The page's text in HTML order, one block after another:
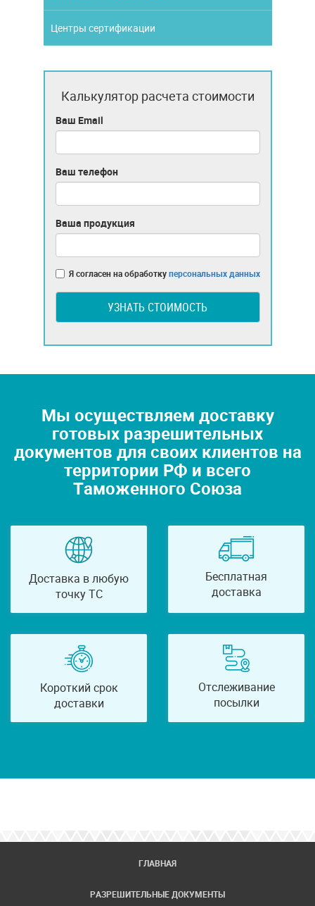
Центры сертификации
Калькулятор расчета стоимости
Ваш Email
Ваш телефон
Ваша продукция
Я согласен на обработкуперсональных данных
УЗНАТЬ СТОИМОСТЬ
Мы осуществляем доставку
готовых разрешительных
документов для своих клиентов на
территории РФ и всего
Таможенного Союза
Доставка в любую
точку ТС
Бесплатная
доставка
Короткий срок
доставки
Отслеживание
посылки
ГЛАВНАЯ
РАЗРЕШИТЕЛЬНЫЕ ДОКУМЕНТЫ